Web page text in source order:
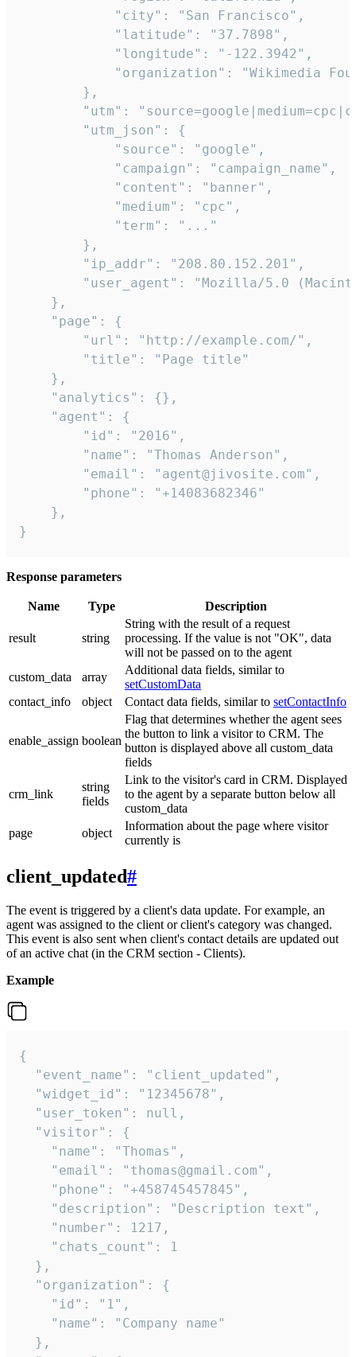
            "city": "San Francisco",
            "latitude": "37.7898",
            "longitude": "-122.3942",
"organization": "Wikimedia
        },
"utm":
        "utm_json": {
            "source": "google",
            "campaign": "campaign_name",
            "content": "banner",
            "medium": "cpc",
            "term": "..."
        },
        "ip_addr": "208.80.152.201",
"user_agent": "Mozilla/5.0
    },
    "page": {
        "url": "http://example.com/",
        "title": "Page title"
    },
    "analytics": {},
    "agent": {
        "id": "2016",
        "name": "Thomas Anderson",
        "email": "agent@jivosite.com",
        "phone": "+14083682346"
    },
}
Response parameters
Name Type Description
result string
String with the result of a request
processing. If the value is not "OK", data
will not be passed on to the agent
custom_data
array
Additional data fields, similar to
setCustomData
contact_info
object Contact data fields, similar to setContactInfo
enable_assign boolean
Flag that determines whether the agent sees
the button to link a visitor to CRM. The
button is displayed above all custom_data
fields
crm_link
string
fields
Link to the visitor's card in CRM. Displayed
to the agent by a separate button below all
custom_data
page
object
Information about the page where visitor
currently is
client_updated#
The event is triggered by a client's data update. For example, an
agent was assigned to the client or client's category was changed.
This event is also sent when client's contact details are updated out
of an active chat (in the CRM section - Clients).
Example
{
  "event_name": "client_updated",
  "widget_id": "12345678",
  "user_token": null,
  "visitor": {
    "name": "Thomas",
    "email": "thomas@gmail.com",
    "phone": "+458745457845",
    "description": "Description text",
    "number": 1217,
    "chats_count": 1
  },
  "organization": {
    "id": "1",
    "name": "Company name"
  },